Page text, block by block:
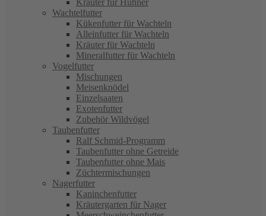
Kräuter für Hühner
Wachtelfutter
Kükenfutter für Wachteln
Alleinfutter für Wachteln
Kräuter für Wachteln
Mineralfutter für Wachteln
Vogelfutter
Mischungen
Meisenknödel
Einzelsaaten
Exotenfutter
Zubehör Wildvögel
Taubenfutter
Ralf Schmid-Programm
Taubenfutter ohne Getreide
Taubenfutter ohne Mais
Züchtermischungen
Nagerfutter
Kaninchenfutter
Kräutergarten für Nager